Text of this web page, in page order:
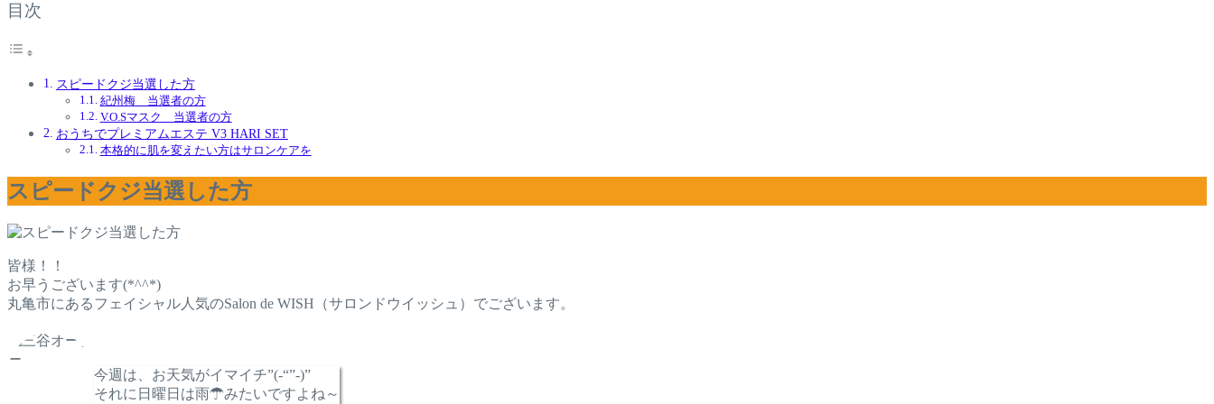
目次
スピードクジ当選した方
紀州梅 当選者の方
V.O.Sマスク 当選者の方
おうちでプレミアムエステ V3 HARI SET
本格的に肌を変えたい方はサロンケアを
スピードクジ当選した方
皆様！！
お早うございます(*^^*)
丸亀市にあるフェイシャル人気のSalon de WISH（サロンドウイッシュ）でございます。
今週は、お天気がイマイチ”(-“”-)”
それに日曜日は雨☂みたいですよね～